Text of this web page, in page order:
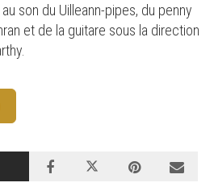
son du Uilleann-pipes, du penny
et de la guitare sous la direction